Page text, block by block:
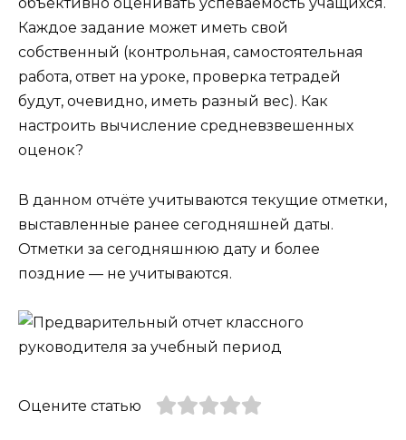
объективно оценивать успеваемость учащихся.
Каждое задание может иметь свой
собственный (контрольная, самостоятельная
работа, ответ на уроке, проверка тетрадей
будут, очевидно, иметь разный вес). Как
настроить вычисление средневзвешенных
оценок?
В данном отчёте учитываются текущие отметки,
выставленные ранее сегодняшней даты.
Отметки за сегодняшнюю дату и более
поздние — не учитываются.
Оцените статью